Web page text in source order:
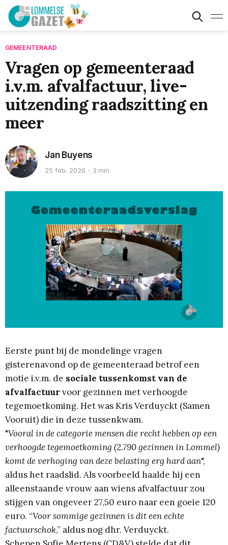
GEMEENTERAAD
Vragen op gemeenteraad
i.v.m. afvalfactuur, live-
uitzending raadszitting en
meer
Jan Buyens
25 feb. 2026 3 min
Eerste punt bij de mondelinge vragen
gisterenavond op de gemeenteraad betrof een
motie i.v.m. de sociale tussenkomst van de
afvalfactuurvoor gezinnen met verhoogde
tegemoetkoming. Het was Kris Verduyckt (Samen
Vooruit) die in deze tussenkwam.
"Vooral in de categorie mensen die recht hebben op een
verhoogde tegemoetkoming (2.790 gezinnen in Lommel)
komt de verhoging van deze belasting erg hard aan",
aldus het raadslid. Als voorbeeld haalde hij een
alleenstaande vrouw aan wiens afvalfactuur zou
stijgen van ongeveer 27,50 euro naar een goeie 120
euro. “Voor sommige gezinnen is dit een echte
factuurschok,” aldus nog dhr. Verduyckt.